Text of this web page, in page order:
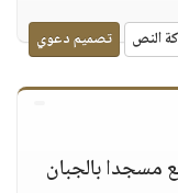
النص تصميم دعوي
مسجدا بالجبان